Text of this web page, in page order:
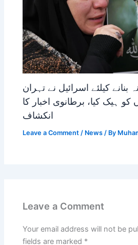
بنانے کیلئے اسرائیل نے تہران
ہیک کیا، برطانوی اخبار کا
انکشاف
Leave a Comment / News / By
Leave a Comment
Your email address will not be
fields are marked *